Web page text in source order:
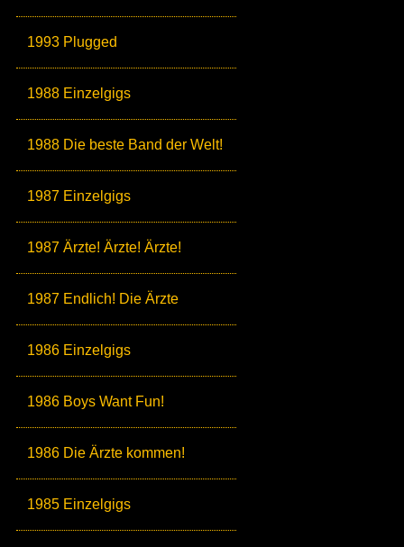
1993 Plugged
1988 Einzelgigs
1988 Die beste Band der Welt!
1987 Einzelgigs
1987 Ärzte! Ärzte! Ärzte!
1987 Endlich! Die Ärzte
1986 Einzelgigs
1986 Boys Want Fun!
1986 Die Ärzte kommen!
1985 Einzelgigs